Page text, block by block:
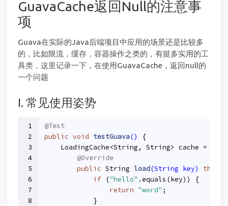
GuavaCache返回Null的注意事
项
Guava在实际的Java后端项目中应用的场景还是比较多
的，比如限流，缓存，容器操作之类的，有挺多实用的工
具类，这里记录一下，在使用GuavaCache，返回null的
一个问题
I. 常见使用姿势
1
2
3
4
5
6
7
8
@Test
public void testGuava()
{
LoadingCache<String, String> cache =
@Override
public String load(String key) throws
if ("hello" .equals(key)) {
return "word" ;
            }